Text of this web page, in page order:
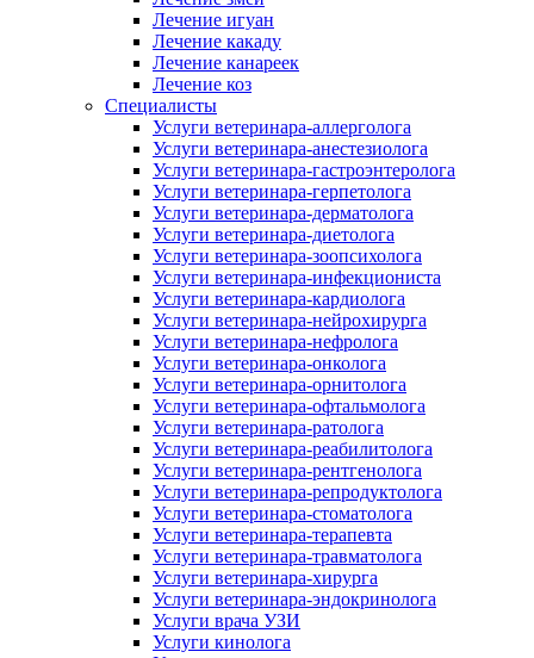
Лечение игуан
Лечение какаду
Лечение канареек
Лечение коз
Специалисты
Услуги ветеринара-аллерголога
Услуги ветеринара-анестезиолога
Услуги ветеринара-гастроэнтеролога
Услуги ветеринара-герпетолога
Услуги ветеринара-дерматолога
Услуги ветеринара-диетолога
Услуги ветеринара-зоопсихолога
Услуги ветеринара-инфекциониста
Услуги ветеринара-кардиолога
Услуги ветеринара-нейрохирурга
Услуги ветеринара-нефролога
Услуги ветеринара-онколога
Услуги ветеринара-орнитолога
Услуги ветеринара-офтальмолога
Услуги ветеринара-ратолога
Услуги ветеринара-реабилитолога
Услуги ветеринара-рентгенолога
Услуги ветеринара-репродуктолога
Услуги ветеринара-стоматолога
Услуги ветеринара-терапевта
Услуги ветеринара-травматолога
Услуги ветеринара-хирурга
Услуги ветеринара-эндокринолога
Услуги врача УЗИ
Услуги кинолога